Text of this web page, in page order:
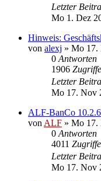
Letzter
Mo 1. Dez
Hinweis:
von alexj » Mo 17.
0 Antworten
1906 Zugriffe
Letzter
Mo 17. Nov
ALF-BanCo 10.2.6
von ALF » Mo 17.
0 Antworten
4011 Zugriffe
Letzter
Mo 17. Nov